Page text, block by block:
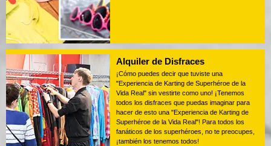
Alquiler de Disfraces
¡Cómo puedes decir que tuviste una
"Experiencia de Karting de Superhéroe de la
Vida Real" sin vestirte como uno! ¡Tenemos
todos los disfraces que puedas imaginar para
hacer de esto una "Experiencia de Karting de
Superhéroe de la Vida Real"! Para todos los
fanáticos de los superhéroes, no te preocupes,
¡también los tenemos todos!